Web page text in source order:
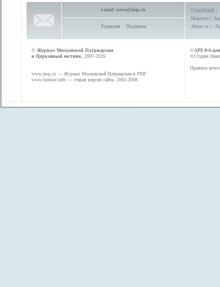
e-mail: news@jmp.ru
Редакция Подписка
ГЛАВНАЯ |
Новости |
About us |
© Журнал Московской Патриархии
и Церковный вестник , 2007-2026
www.jmp.ru — Журнал Московской Патриархии в PDF
www.tserkov.info — старая версия сайта, 2002-2008
©АРЕФА-
©Студия
Правила